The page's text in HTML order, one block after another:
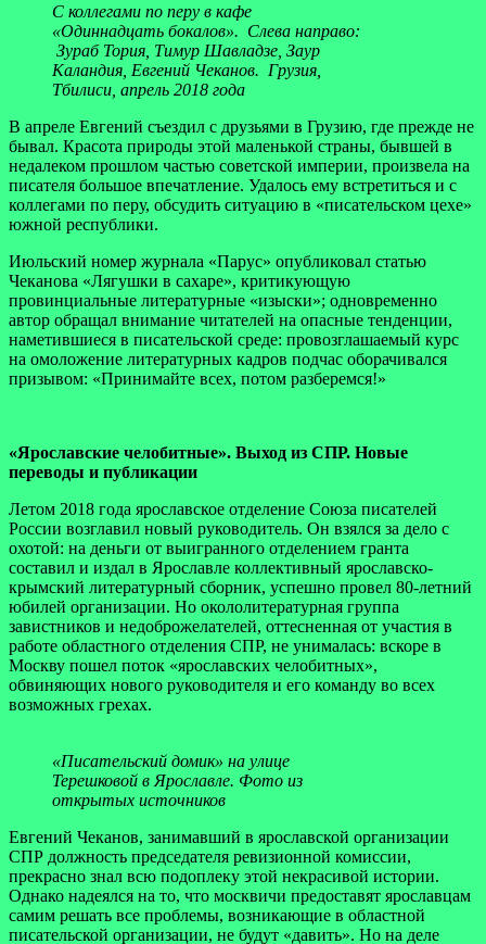
С коллегами по перу в кафе
«Одиннадцать бокалов». Слева направо:
Зураб Тория, Тимур Шавладзе, Заур
Каландия, Евгений Чеканов. Грузия,
Тбилиси, апрель 2018 года
В апреле Евгений съездил с друзьями в Грузию, где прежде не
бывал. Красота природы этой маленькой страны, бывшей в
недалеком прошлом частью советской империи, произвела на
писателя большое впечатление. Удалось ему встретиться и с
коллегами по перу, обсудить ситуацию в «писательском цехе»
южной республики.
Июльский номер журнала «Парус» опубликовал статью
Чеканова «Лягушки в сахаре», критикующую
провинциальные литературные «изыски»; одновременно
автор обращал внимание читателей на опасные тенденции,
наметившиеся в писательской среде: провозглашаемый курс
на омоложение литературных кадров подчас оборачивался
призывом: «Принимайте всех, потом разберемся!»
«Ярославские челобитные». Выход из СПР. Новые
переводы и публикации
Летом 2018 года ярославское отделение Союза писателей
России возглавил новый руководитель. Он взялся за дело с
охотой: на деньги от выигранного отделением гранта
составил и издал в Ярославле коллективный ярославско-
крымский литературный сборник, успешно провел 80-летний
юбилей организации. Но окололитературная группа
завистников и недоброжелателей, оттесненная от участия в
работе областного отделения СПР, не унималась: вскоре в
Москву пошел поток «ярославских челобитных»,
обвиняющих нового руководителя и его команду во всех
возможных грехах.
«Писательский домик» на улице
Терешковой в Ярославле. Фото из
открытых источников
Евгений Чеканов, занимавший в ярославской организации
СПР должность председателя ревизионной комиссии,
прекрасно знал всю подоплеку этой некрасивой истории.
Однако надеялся на то, что москвичи предоставят ярославцам
самим решать все проблемы, возникающие в областной
писательской организации, не будут «давить». Но на деле